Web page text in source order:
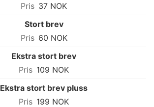
37 NOK
Stort brev
60 NOK
Ekstra stort brev
109 NOK
Ekstra stort brev pluss
199 NOK